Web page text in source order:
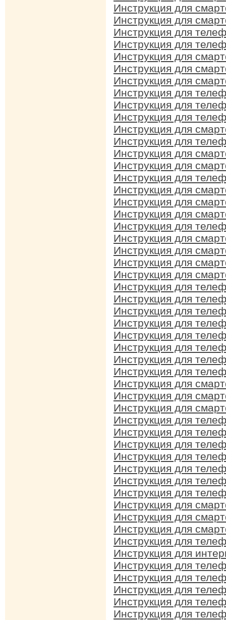
Инструкция для
Инструкция для
Инструкция для
Инструкция для
Инструкция для
Инструкция для
Инструкция для
Инструкция для
Инструкция для
Инструкция для
Инструкция для
Инструкция для
Инструкция для
Инструкция для
Инструкция для
Инструкция для
Инструкция для
Инструкция для
Инструкция для
Инструкция для
Инструкция для
Инструкция для
Инструкция для
Инструкция для
Инструкция для
Инструкция для
Инструкция для
Инструкция для
Инструкция для
Инструкция для
Инструкция для
Инструкция для
Инструкция для
Инструкция для
Инструкция для
Инструкция для
Инструкция для
Инструкция для
Инструкция для
Инструкция для
Инструкция для
Инструкция для
Инструкция для
Инструкция для
Инструкция для
Инструкция для
Инструкция для
Инструкция для
Инструкция для
Инструкция для
Инструкция для